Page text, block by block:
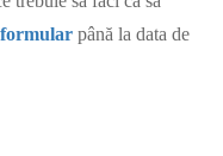
formular până la data de